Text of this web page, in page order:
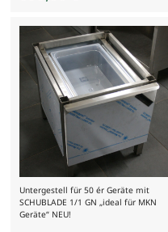
Untergestell für 50 ér Geräte mit
SCHUBLADE 1/1 GN „ideal für MKN
Geräte“ NEU!